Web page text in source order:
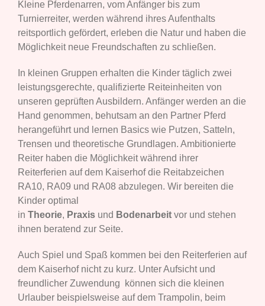
Kleine Pferdenarren, vom Anfänger bis zum
Turnierreiter, werden während ihres Aufenthalts
reitsportlich gefördert, erleben die Natur und haben die
Möglichkeit neue Freundschaften zu schließen.
In kleinen Gruppen erhalten die Kinder täglich zwei
leistungsgerechte, qualifizierte Reiteinheiten von
unseren geprüften Ausbildern. Anfänger werden an die
Hand genommen, behutsam an den Partner Pferd
herangeführt und lernen Basics wie Putzen, Satteln,
Trensen und theoretische Grundlagen. Ambitionierte
Reiter haben die Möglichkeit während ihrer
Reiterferien auf dem Kaiserhof die Reitabzeichen
RA10, RA09 und RA08 abzulegen. Wir bereiten die
Kinder optimal
in Theorie, Praxis und Bodenarbeit vor und stehen
ihnen beratend zur Seite.
Auch Spiel und Spaß kommen bei den Reiterferien auf
dem Kaiserhof nicht zu kurz. Unter Aufsicht und
freundlicher Zuwendung können sich die kleinen
Urlauber beispielsweise auf dem Trampolin, beim